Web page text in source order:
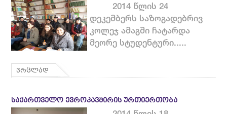
2014 წლის 24
დეკემბერს საზოგადებრივ
კოლეჯ ამაგში ჩატარდა
მეორე სტუდენტური.....
ვრცლად
ᲡᲐᲥᲐᲠᲗᲕᲔᲚᲝ ᲔᲕᲠᲝᲙᲐᲕᲨᲘᲠᲘᲡ ᲣᲠᲗᲘᲔᲠᲗᲝᲑᲐ